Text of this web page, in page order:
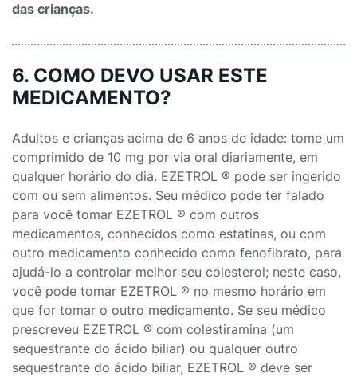
das crianças.
6. COMO DEVO USAR ESTE
MEDICAMENTO?
Adultos e crianças acima de 6 anos de idade: tome um
comprimido de 10 mg por via oral diariamente, em
qualquer horário do dia. EZETROL ® pode ser ingerido
com ou sem alimentos. Seu médico pode ter falado
para você tomar EZETROL ® com outros
medicamentos, conhecidos como estatinas, ou com
outro medicamento conhecido como fenofibrato, para
ajudá-lo a controlar melhor seu colesterol; neste caso,
você pode tomar EZETROL ® no mesmo horário em
que for tomar o outro medicamento. Se seu médico
prescreveu EZETROL ® com colestiramina (um
sequestrante do ácido biliar) ou qualquer outro
sequestrante do ácido biliar, EZETROL ® deve ser